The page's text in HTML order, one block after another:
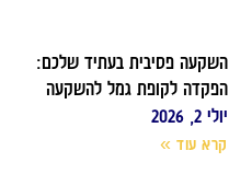
השקעה פסיבית בעתיד שלכם:
הפקדה לקופת גמל להשקעה
יולי 2, 2026
קרא עוד »